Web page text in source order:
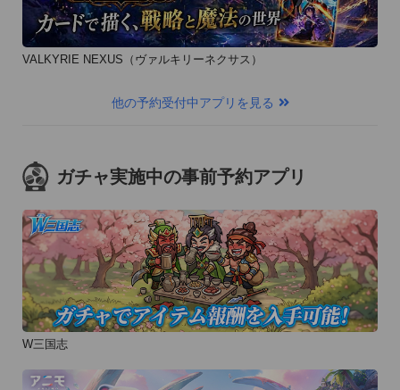
VALKYRIE NEXUS（ヴァルキリーネクサス）
他の予約受付中アプリを見る
ガチャ実施中の事前予約アプリ
W三国志